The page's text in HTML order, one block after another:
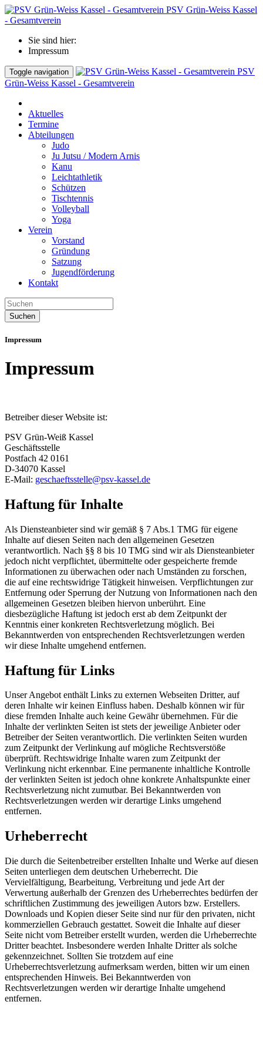
PSV Grün-Weiss Kassel
- Gesamtverein
Sie sind hier:
Impressum
Toggle navigation
PSV
Grün-Weiss Kassel - Gesamtverein
Aktuelles
Termine
Abteilungen
Judo
Ju Jutsu / Modern Arnis
Kanu
Leichtathletik
Schützen
Tischtennis
Volleyball
Yoga
Verein
Vorstand
Gründung
Satzung
Jugendförderung
Kontakt
Suchen
Impressum
Impressum
Betreiber dieser Website ist:
PSV Grün-Weiß Kassel
Geschäftsstelle
Postfach 42 0161
D-34070 Kassel
E-Mail: geschaeftsstelle@psv-kassel.de
Haftung für Inhalte
Als Diensteanbieter sind wir gemäß § 7 Abs.1 TMG für eigene
Inhalte auf diesen Seiten nach den allgemeinen Gesetzen
verantwortlich. Nach §§ 8 bis 10 TMG sind wir als Diensteanbieter
jedoch nicht verpflichtet, übermittelte oder gespeicherte fremde
Informationen zu überwachen oder nach Umständen zu forschen,
die auf eine rechtswidrige Tätigkeit hinweisen. Verpflichtungen zur
Entfernung oder Sperrung der Nutzung von Informationen nach den
allgemeinen Gesetzen bleiben hiervon unberührt. Eine
diesbezügliche Haftung ist jedoch erst ab dem Zeitpunkt der
Kenntnis einer konkreten Rechtsverletzung möglich. Bei
Bekanntwerden von entsprechenden Rechtsverletzungen werden
wir diese Inhalte umgehend entfernen.
Haftung für Links
Unser Angebot enthält Links zu externen Webseiten Dritter, auf
deren Inhalte wir keinen Einfluss haben. Deshalb können wir für
diese fremden Inhalte auch keine Gewähr übernehmen. Für die
Inhalte der verlinkten Seiten ist stets der jeweilige Anbieter oder
Betreiber der Seiten verantwortlich. Die verlinkten Seiten wurden
zum Zeitpunkt der Verlinkung auf mögliche Rechtsverstöße
überprüft. Rechtswidrige Inhalte waren zum Zeitpunkt der
Verlinkung nicht erkennbar. Eine permanente inhaltliche Kontrolle
der verlinkten Seiten ist jedoch ohne konkrete Anhaltspunkte einer
Rechtsverletzung nicht zumutbar. Bei Bekanntwerden von
Rechtsverletzungen werden wir derartige Links umgehend
entfernen.
Urheberrecht
Die durch die Seitenbetreiber erstellten Inhalte und Werke auf diesen
Seiten unterliegen dem deutschen Urheberrecht. Die
Vervielfältigung, Bearbeitung, Verbreitung und jede Art der
Verwertung außerhalb der Grenzen des Urheberrechtes bedürfen der
schriftlichen Zustimmung des jeweiligen Autors bzw. Erstellers.
Downloads und Kopien dieser Seite sind nur für den privaten, nicht
kommerziellen Gebrauch gestattet. Soweit die Inhalte auf dieser
Seite nicht vom Betreiber erstellt wurden, werden die Urheberrechte
Dritter beachtet. Insbesondere werden Inhalte Dritter als solche
gekennzeichnet. Sollten Sie trotzdem auf eine
Urheberrechtsverletzung aufmerksam werden, bitten wir um einen
entsprechenden Hinweis. Bei Bekanntwerden von
Rechtsverletzungen werden wir derartige Inhalte umgehend
entfernen.